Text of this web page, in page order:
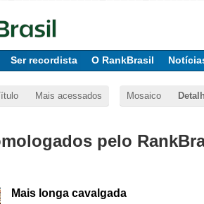
Ser recordista O RankBrasil
Mais acessados Mosaico
pelo
Mais longa cavalgada